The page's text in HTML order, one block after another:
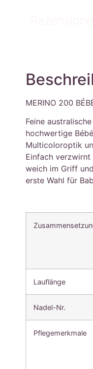
MERINO 200
Feine
hochwertige
Multicoloroptik
Einfach
weich im Griff
erste Wahl für
Lauflänge
Nadel-Nr.
Pflegemerkmale